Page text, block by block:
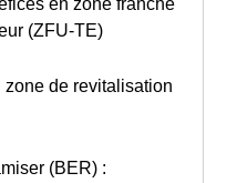
(ZFU-TE)
de revitalisation
(BER) :